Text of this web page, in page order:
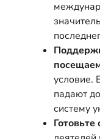
условие.
падают
систему